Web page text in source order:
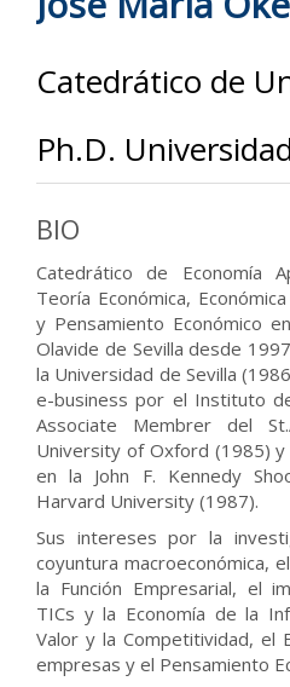
Catedrático de
Ph.D.
BIO
Catedrático de Economía
Teoría Económica,
y Pensamiento Económico
Olavide de Sevilla desde
la Universidad de Sevilla
e-business por el Instituto
Associate Membrer del
University of Oxford (1985)
en la John F. Kennedy
Harvard University (1987).
Sus intereses por la
coyuntura macroeconómica,
la Función Empresarial, el
TICs y la Economía de la
Valor y la Competitividad, el
empresas y el Pensamiento